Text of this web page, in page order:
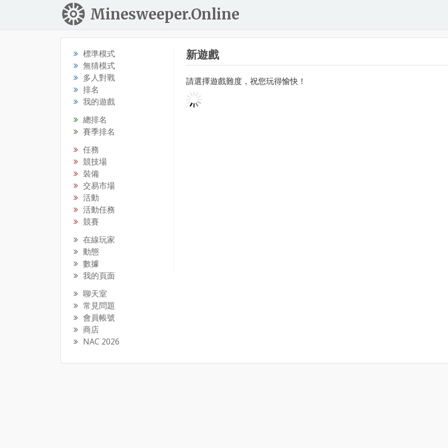
Minesweeper.Online
標準模式
無猜模式
多人對戰
排名
我的遊戲
總排名
賽季排名
任務
競技場
裝備
交易市場
活動
活動任務
競賽
在線玩家
動態
數據
我的頁面
聊天室
常見問題
會員帳號
商店
NAC 2026
新遊戲
請選擇遊戲難度，祝您玩得愉快！